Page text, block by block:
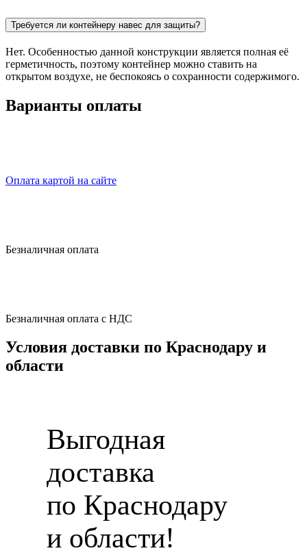
Требуется ли контейнеру навес для защиты?
Нет. Особенностью данной конструкции является полная её
герметичность, поэтому контейнер можно ставить на
открытом воздухе, не беспокоясь о сохранности содержимого.
Варианты оплаты
Оплата картой на сайте
Безналичная оплата
Безналичная оплата с НДС
Условия доставки по Краснодару и
области
Выгодная
доставка
по Краснодару
и области!